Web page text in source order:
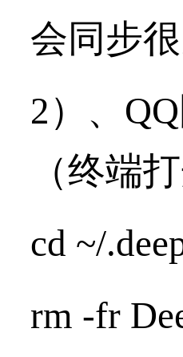
会同步
2）、
（终端
cd ~/
rm -fr